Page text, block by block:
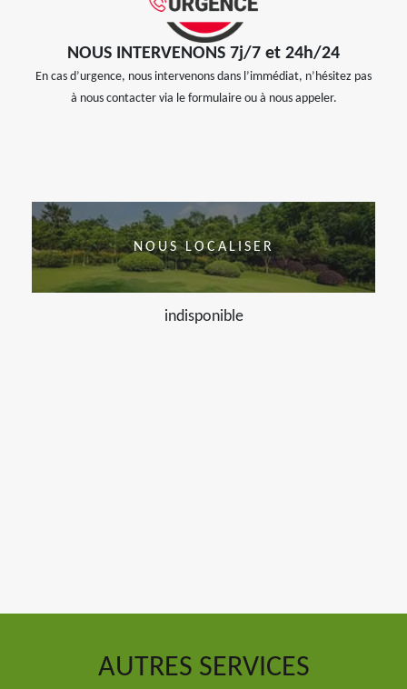
NOUS INTERVENONS 7j/7 et 24h/24
En cas d’urgence, nous intervenons dans l’immédiat, n’hésitez pas
à nous contacter via le formulaire ou à nous appeler.
NOUS LOCALISER
indisponible
AUTRES SERVICES